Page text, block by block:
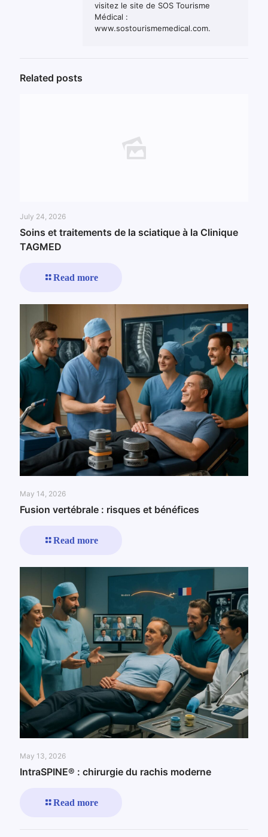
visitez le site de SOS Tourisme
Médical :
www.sostourismemedical.com.
Related posts
July 24, 2026
Soins et traitements de la sciatique à la Clinique
TAGMED
Read more
May 14, 2026
Fusion vertébrale : risques et bénéfices
Read more
May 13, 2026
IntraSPINE® : chirurgie du rachis moderne
Read more